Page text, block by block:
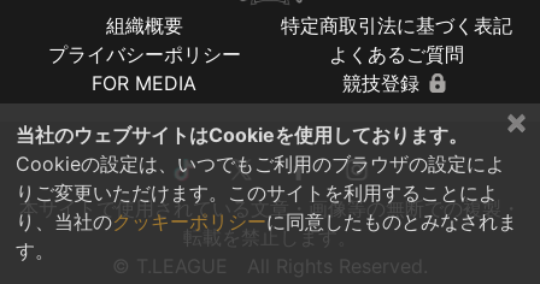
組織概要
特定商取引法に基づく表記
プライバシーポリシー
よくあるご質問
FOR MEDIA
競技登録
本サイトで使用されている文章・画像等の無断での複製・
転載を禁止します。
© T.LEAGUE All Rights Reserved.
×
当社のウェブサイトはCookieを使用しております。
Cookieの設定は、いつでもご利用のブラウザの設定によ
りご変更いただけます。このサイトを利用することによ
り、当社のクッキーポリシーに同意したものとみなされま
す。